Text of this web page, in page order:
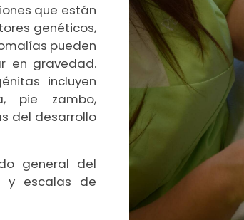
que están
genéticos,
pueden
en gravedad.
incluyen
pie zambo,
del desarrollo
general del
y escalas de